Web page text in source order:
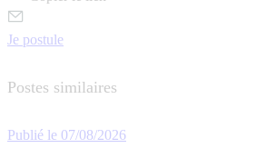
Je postule
Postes similaires
Publié le 07/08/2026